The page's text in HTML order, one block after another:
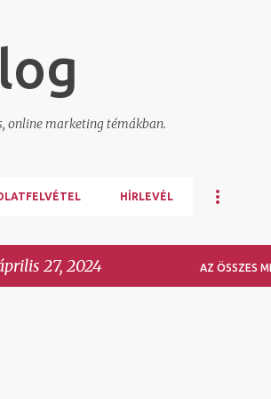
online marketing témákban.
HÍRLEVÉL
27, 2024 AZ ÖSSZES